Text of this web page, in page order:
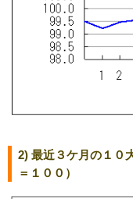
2) 最近３ケ月の１０
＝１００）